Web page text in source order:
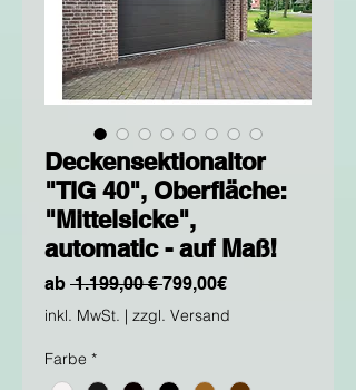
Deckensektionaltor
"TIG 40", Oberfläche:
"Mittelsicke",
automatic - auf Maß!
ab 1.199,00 € Standardpreis
799,00€Sale-
Preis
inkl. MwSt. | zzgl. Versand
Farbe *